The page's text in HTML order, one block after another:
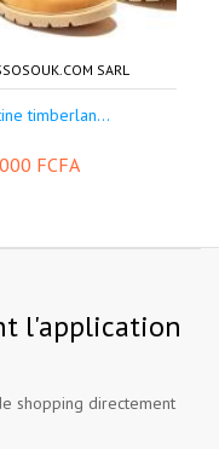
SARL
timberlan...
FCFA
l'application
shopping directement